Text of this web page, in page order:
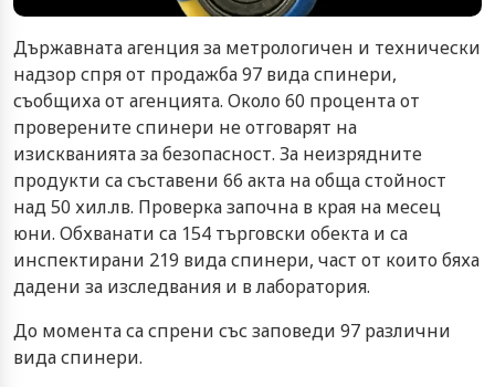
Държавната агенция за метрологичен и технически
надзор спря от продажба 97 вида спинери,
съобщиха от агенцията. Около 60 процента от
проверените спинери не отговарят на
изискванията за безопасност. За неизрядните
продукти са съставени 66 акта на обща стойност
над 50 хил.лв. Проверка започна в края на месец
юни. Обхванати са 154 търговски обекта и са
инспектирани 219 вида спинери, част от които бяха
дадени за изследвания и в лаборатория.
До момента са спрени със заповеди 97 различни
вида спинери.